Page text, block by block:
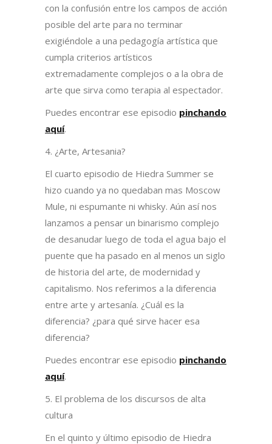
con la confusión entre los campos de acción
posible del arte para no terminar
exigiéndole a una pedagogía artística que
cumpla criterios artísticos
extremadamente complejos o a la obra de
arte que sirva como terapia al espectador.
Puedes encontrar ese episodio pinchando
aquí.
4. ¿Arte, Artesania?
El cuarto episodio de Hiedra Summer se
hizo cuando ya no quedaban mas Moscow
Mule, ni espumante ni whisky. Aún así nos
lanzamos a pensar un binarismo complejo
de desanudar luego de toda el agua bajo el
puente que ha pasado en al menos un siglo
de historia del arte, de modernidad y
capitalismo. Nos referimos a la diferencia
entre arte y artesanía. ¿Cuál es la
diferencia? ¿para qué sirve hacer esa
diferencia?
Puedes encontrar ese episodio pinchando
aquí.
5. El problema de los discursos de alta
cultura
En el quinto y último episodio de Hiedra